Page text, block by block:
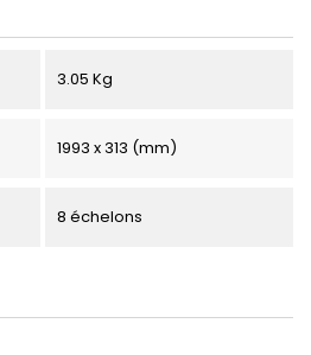
3.05 Kg
1993 x 313 (mm)
8 échelons